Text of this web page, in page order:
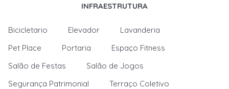
INFRAESTRUTURA
Bicicletario Elevador
Lavanderia
Pet Place
Portaria
Espaço Fitness
Salão de Festas
Salão de Jogos
Segurança Patrimonial
Terraço Coletivo